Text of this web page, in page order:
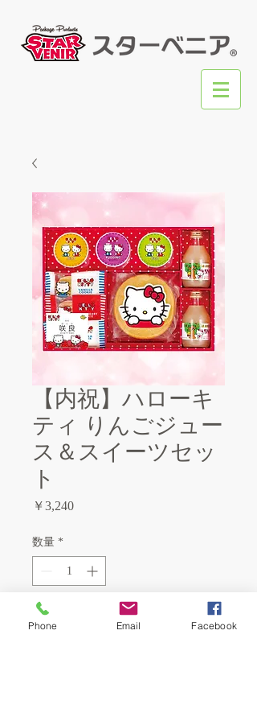
【内祝】ハローキ
ティ りんごジュー
ス＆スイーツセッ
ト
￥3,240価
数量 *
カートに追加する
Phone Email Facebook